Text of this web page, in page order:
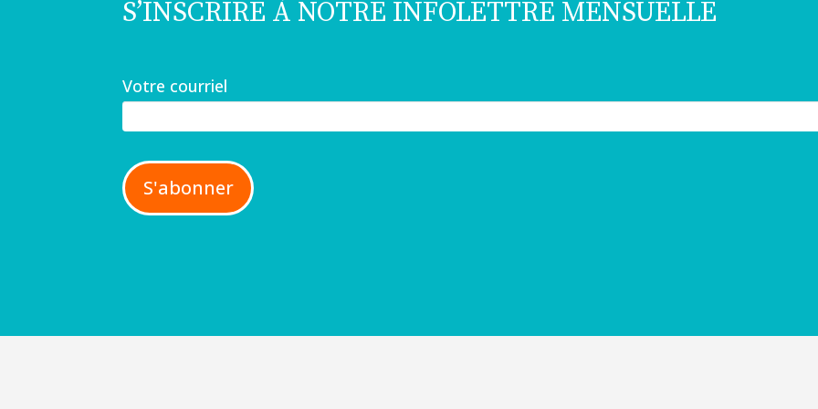
S’INSCRIRE À NOTRE INFOLETTRE MENSUELLE
Votre courriel
S'abonner